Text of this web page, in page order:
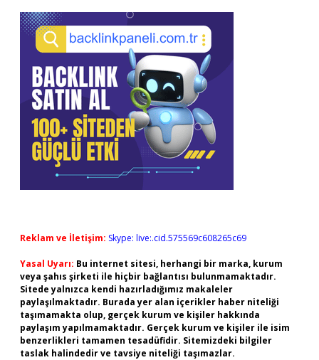
Reklam ve İletişim: Skype: live:.cid.575569c608265c69
Yasal Uyarı: Bu internet sitesi, herhangi bir marka, kurum
veya şahıs şirketi ile hiçbir bağlantısı bulunmamaktadır.
Sitede yalnızca kendi hazırladığımız makaleler
paylaşılmaktadır. Burada yer alan içerikler haber niteliği
taşımamakta olup, gerçek kurum ve kişiler hakkında
paylaşım yapılmamaktadır. Gerçek kurum ve kişiler ile isim
benzerlikleri tamamen tesadüfidir. Sitemizdeki bilgiler
taslak halindedir ve tavsiye niteliği taşımazlar.